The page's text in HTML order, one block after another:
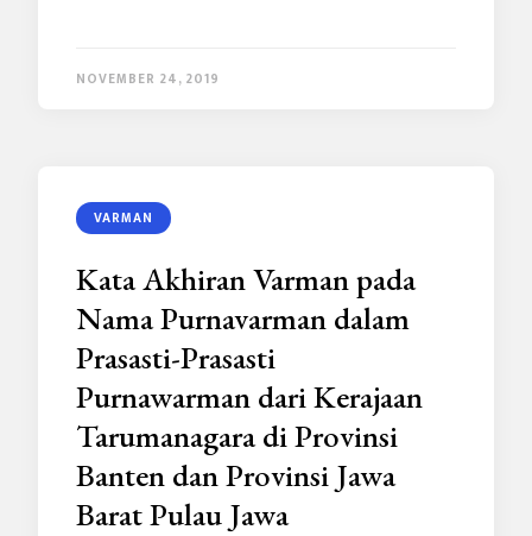
NOVEMBER 24, 2019
VARMAN
Kata Akhiran Varman pada
Nama Purnavarman dalam
Prasasti-Prasasti
Purnawarman dari Kerajaan
Tarumanagara di Provinsi
Banten dan Provinsi Jawa
Barat Pulau Jawa